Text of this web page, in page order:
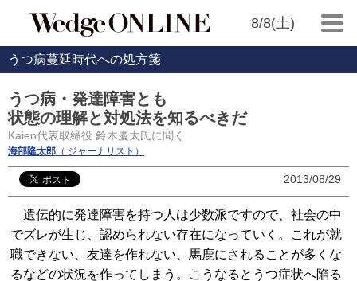
8/8(土)
うつ病蔓延時代への処方箋
うつ病・発達障害とも
状態の理解と対処法を知るべきだ
Kaien代表取締役 鈴木慶太氏に聞く
海部隆太郎 （ ジャーナリスト）
2013/08/29
遺伝的に発達障害を持つ人は少数派ですので、社会の中
でズレが生じ、認められない存在になっていく。これが就
職できない、友達を作れない、馬鹿にされることが多くな
るなどの状況を作ってしまう。こうなるとうつ症状へ陥る